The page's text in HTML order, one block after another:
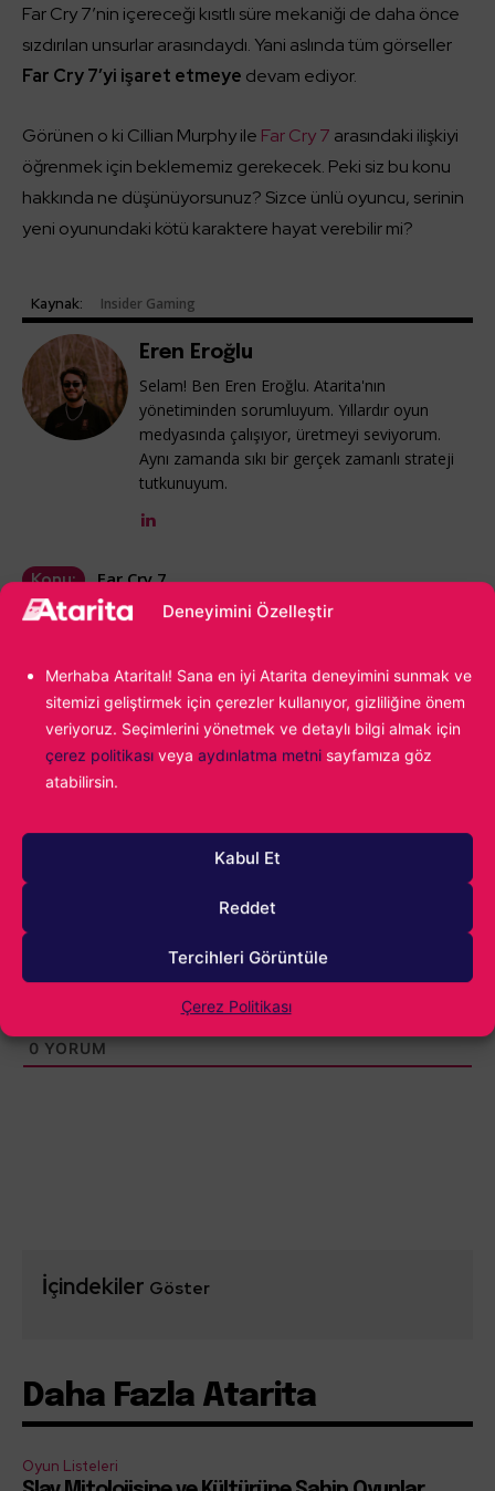
Deneyimini Özelleştir
Merhaba Ataritalı! Sana en iyi Atarita deneyimini sunmak ve
sitemizi geliştirmek için çerezler kullanıyor, gizliliğine önem
veriyoruz. Seçimlerini yönetmek ve detaylı bilgi almak için
çerez politikası veya aydınlatma metni sayfamıza göz
atabilirsin.
Kabul Et
Reddet
Tercihleri Görüntüle
Çerez Politikası
Far Cry 7’nin içereceği kısıtlı süre mekaniği de daha önce
sızdırılan unsurlar arasındaydı. Yani aslında tüm görseller
Far Cry 7’yi işaret etmeye devam ediyor.
Görünen o ki Cillian Murphy ile Far Cry 7 arasındaki ilişkiyi
öğrenmek için beklememiz gerekecek. Peki siz bu konu
hakkında ne düşünüyorsunuz? Sizce ünlü oyuncu, serinin
yeni oyunundaki kötü karaktere hayat verebilir mi?
Kaynak: Insider Gaming
Eren Eroğlu
Selam! Ben Eren Eroğlu. Atarita'nın
yönetiminden sorumluyum. Yıllardır oyun
medyasında çalışıyor, üretmeyi seviyorum.
Aynı zamanda sıkı bir gerçek zamanlı strateji
tutkunuyum.
Konu: Far Cry 7
0 YORUM
İçindekiler Göster
Daha Fazla Atarita
Oyun Listeleri